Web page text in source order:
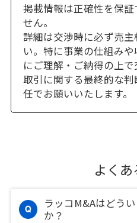
掲載情報は正確性を保
せん。
詳細は交渉時に必ず売
い。特に事業の仕組み
にご理解・ご納得の上で
取引に関する最終的な
任でお願いいたします。
よく
ラッコM&Aはどう
か？